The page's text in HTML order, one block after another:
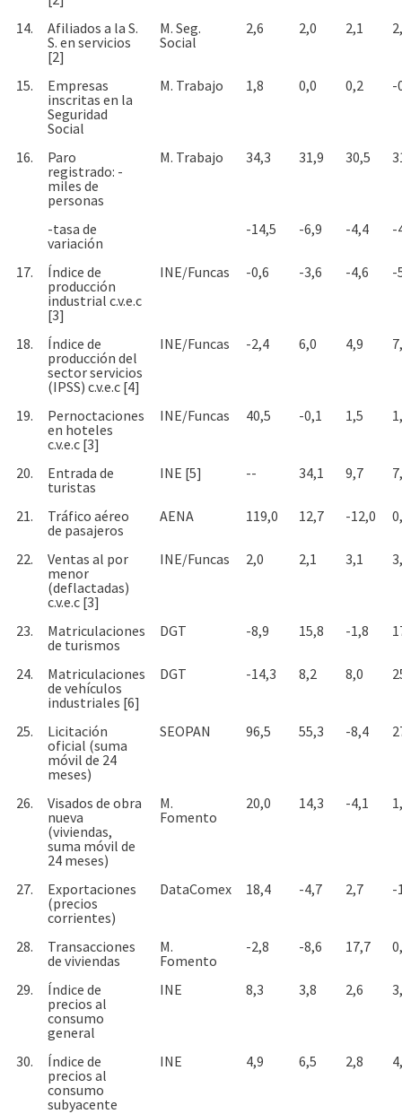
14.
Afiliados a la S.
S. en servicios
[2]
M. Seg.
Social
2,6 2,0 2,1
15.
Empresas
inscritas en la
Seguridad
Social
M. Trabajo 1,8 0,0 0,2 -
16.
Paro
registrado: -
miles de
personas
M. Trabajo 34,3 31,9 30,5
-tasa de
variación
-14,5 -6,9 -4,4 -
17.
Índice de
producción
industrial c.v.e.c
[3]
INE/Funcas -0,6 -3,6 -4,6 -
18.
Índice de
producción del
sector servicios
(IPSS) c.v.e.c [4]
INE/Funcas -2,4 6,0 4,9
19.
Pernoctaciones
en hoteles
c.v.e.c [3]
INE/Funcas 40,5 -0,1 1,5
20.
Entrada de
turistas
INE [5] -- 34,1 9,7
21.
Tráfico aéreo
de pasajeros
AENA 119,0 12,7 -12,0
22.
Ventas al por
menor
(deflactadas)
c.v.e.c [3]
INE/Funcas 2,0 2,1 3,1
23.
Matriculaciones
de turismos
DGT -8,9 15,8 -1,8
24.
Matriculaciones
de vehículos
industriales [6]
DGT -14,3 8,2 8,0
25.
Licitación
oficial (suma
móvil de 24
meses)
SEOPAN 96,5 55,3 -8,4
26.
Visados de obra
nueva
(viviendas,
suma móvil de
24 meses)
M.
Fomento
20,0 14,3 -4,1
27.
Exportaciones
(precios
corrientes)
DataComex 18,4 -4,7 2,7 -
28.
Transacciones
de viviendas
M.
Fomento
-2,8 -8,6 17,7
29.
Índice de
precios al
consumo
general
INE 8,3 3,8 2,6
30.
Índice de
precios al
consumo
subyacente
INE 4,9 6,5 2,8